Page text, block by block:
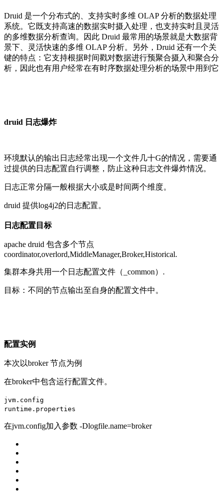
Druid 是一个分布式的、支持实时多维 OLAP 分析的数据处理
系统。它既支持高速的数据实时摄入处理，也支持实时且灵活
的多维数据分析查询。因此 Druid 最常用的场景就是大数据背
景下、灵活快速的多维 OLAP 分析。另外，Druid 还有一个关
键的特点：它支持根据时间戳对数据进行预聚合摄入和聚合分
析，因此也有用户经常在有时序数据处理分析的场景中用到它
druid 日志爆炸
环境默认的输出日志经常出现一个文件几十G的情况，需要通
过提供的日志配置自行调整，防止这种日志文件爆炸情况。
日志正常分隔一般根据大小或是时间两个维度。
druid 提供log4j2的日志配置。
日志配置目标
apache druid 包含多个节点
coordinator,overlord,MiddleManager,Broker,Historical.
集群本身共用一个日志配置文件（_common）.
目标：不同的节点输出至自身的配置文件中。
配置实例
本次以broker 节点为例
在broker中包含运行配置文件。
jvm.config
runtime.properties
在jvm.config加入参数 -Dlogfile.name=broker